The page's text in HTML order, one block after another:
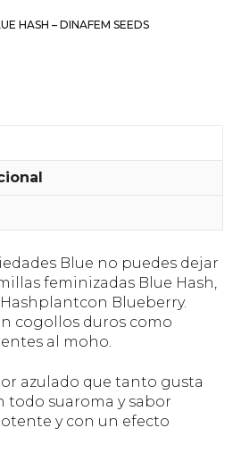
HASH – DINAFEM SEEDS
Blue no puedes dejar
feminizadas Blue Hash,
Blueberry.
cogollos duros como
al moho.
azulado que tanto gusta
todo suaroma y sabor
y con un efecto